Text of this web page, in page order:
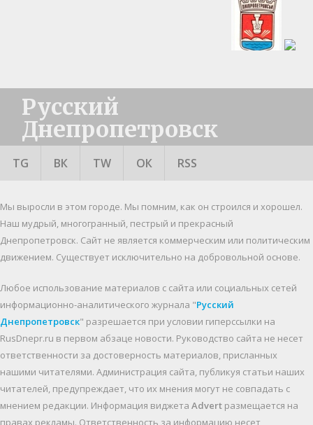
Русский
Днепропетровск
TG ВК TW ОК RSS
Мы выросли в этом городе. Мы помним, как он строился и хорошел.
Наш мудрый, многогранный, пестрый и прекрасный
Днепропетровск. Cайт не является коммерческим или политическим
движением. Существует исключительно на добровольной основе.
Любое использование материалов c сайта или социальных сетей
информационно-аналитического журнала "Русский
Днепропетровск" разрешается при условии гиперссылки на
RusDnepr.ru в первом абзаце новости. Руководство сайта не несет
ответственности за достоверность материалов, присланных
нашими читателями. Администрация сайта, публикуя статьи наших
читателей, предупреждает, что их мнения могут не совпадать с
мнением редакции. Информация виджета Advert размещается на
правах рекламы. Ответственность за информацию несет